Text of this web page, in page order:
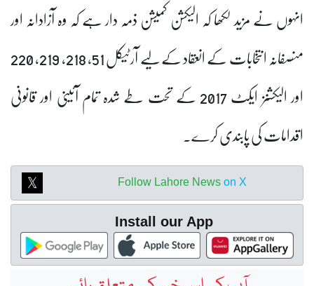
انہوں نے مزید لکھا کہ الیکشن کمیشن ذمہ دار ہے کہ وہ آزادانہ اور
منصفانہ انتخابات کے انعقاد کے لیے آرٹیکل 51، 218، 219، 220
اور الیکشنز ایکٹ 2017 کے تحت طے شدہ تمام آئینی اور قانونی
اقدامات کی پابندی کرے۔
Follow Lahore News on X
Install our App